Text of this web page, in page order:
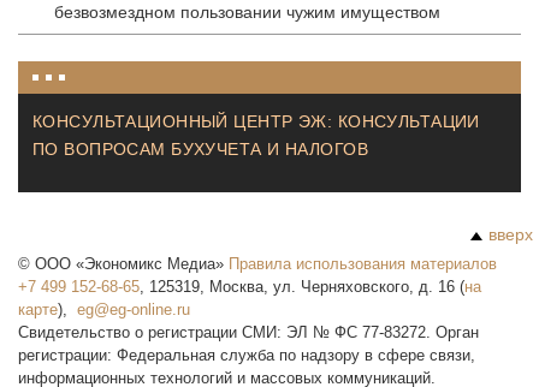
безвозмездном пользовании чужим имуществом
КОНСУЛЬТАЦИОННЫЙ ЦЕНТР ЭЖ: КОНСУЛЬТАЦИИ
ПО ВОПРОСАМ БУХУЧЕТА И НАЛОГОВ
вверх
© ООО «Экономикс Медиа» Правила использования материалов
+7 499 152-68-65, 125319, Москва, ул. Черняховского, д. 16 (на
карте),
Свидетельство о регистрации СМИ: ЭЛ № ФС 77-83272. Орган
регистрации: Федеральная служба по надзору в сфере связи,
информационных технологий и массовых коммуникаций.